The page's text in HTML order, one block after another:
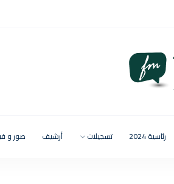
رئاسية 2024 تسجيلات أرشيف صور و